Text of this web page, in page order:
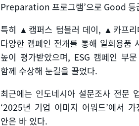
Preparation 프로그램’으로 Good 등
특히 ▲ 캠퍼스 텀블러 데이, ▲ 카프리
다양한 캠페인 전개를 통해 일회용품
높이 평가받았으며, ESG 캠페인 부문
함께 수상해 눈길을 끌었다.
최근에는 인도네시아 설문조사 전문
‘2025년 기업 이미지 어워드’에서 가
안은 바 있다.